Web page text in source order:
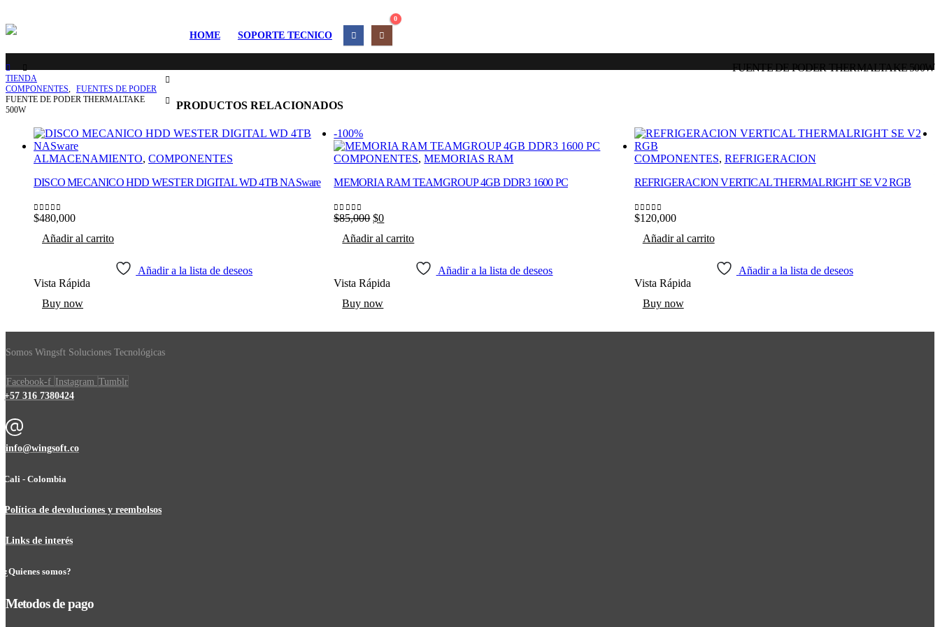
0
HOME SOPORTE TECNICO
FUENTE DE PODER THERMALTAKE 500W
TIENDA
COMPONENTES, FUENTES DE PODER
FUENTE DE PODER THERMALTAKE
500W
PRODUCTOS RELACIONADOS
ALMACENAMIENTO, COMPONENTES
DISCO MECANICO HDD WESTER DIGITAL WD 4TB NASware
0out of 5
$480,000
Añadir al carrito
Añadir a la lista de deseos
Vista Rápida
Buy now
-100%
COMPONENTES,MEMORIAS RAM
MEMORIA RAM TEAMGROUP 4GB DDR3 1600 PC
0out of 5
$85,000 Original
was:
$0Current
is:
Añadir al carrito
Añadir a la lista de deseos
Vista Rápida
Buy now
COMPONENTES, REFRIGERACION
REFRIGERACION VERTICAL THERMALRIGHT SE V2 RGB
0out of 5
$120,000
Añadir al carrito
Añadir a la lista de deseos
Vista Rápida
Buy now
Somos Wingsft Soluciones Tecnológicas
Facebook-f Instagram Tumblr
+57 316 7380424
info@wingsoft.co
Cali - Colombia
Política de devoluciones y reembolsos
Links de interés
¿Quienes somos?
Metodos de pago